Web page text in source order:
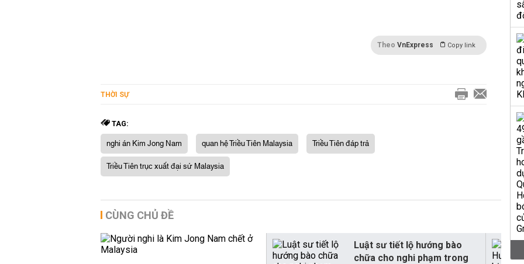
Theo VnExpress Copy link
THỜI SỰ
TAG:
nghi án Kim Jong Nam quan hệ Triều Tiên Malaysia
Triều Tiên đáp trả
Triều Tiên trục xuất đại sứ Malaysia
CÙNG CHỦ ĐỀ
Luật sư tiết lộ hướng bào
chữa cho nghi phạm trong